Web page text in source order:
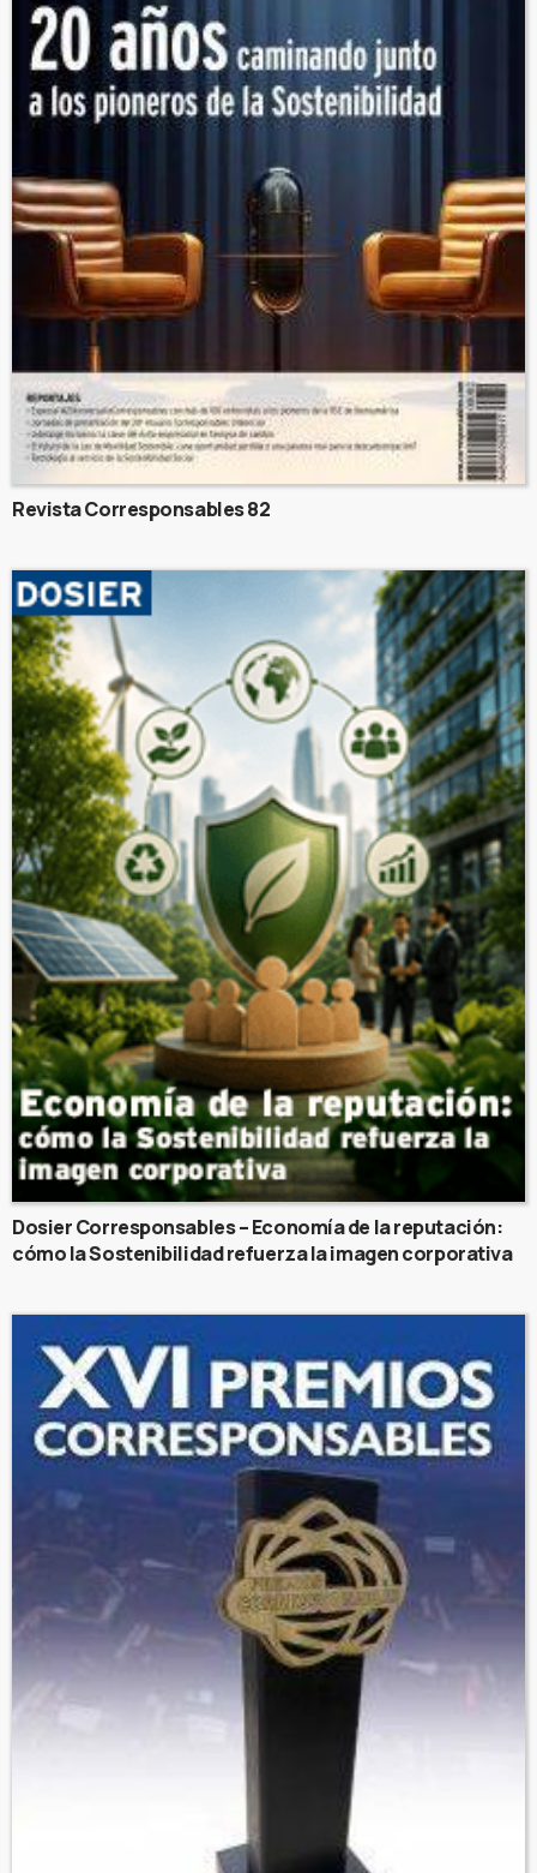
Revista Corresponsables 82
Dosier Corresponsables – Economía de la reputación:
cómo la Sostenibilidad refuerza la imagen corporativa